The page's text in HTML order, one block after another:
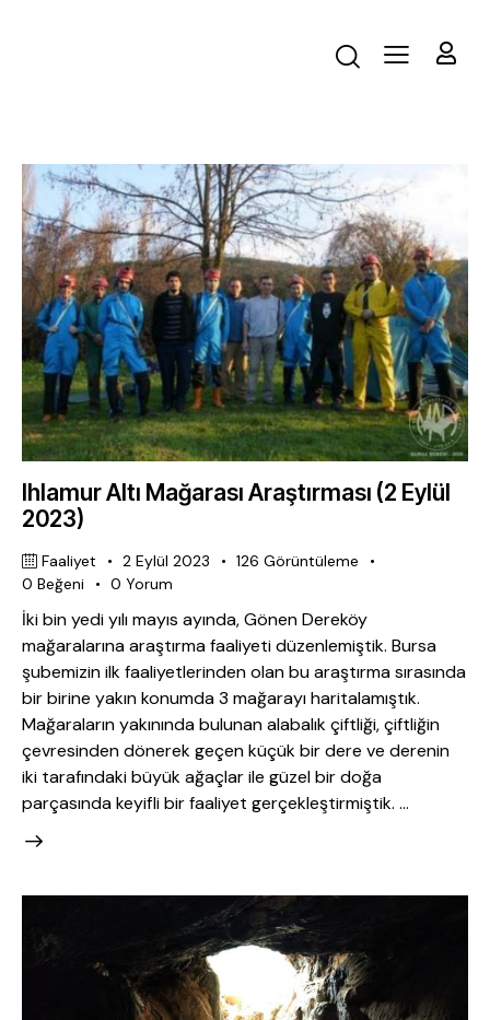
Ihlamur Altı Mağarası Araştırması (2 Eylül
2023)
Faaliyet 2 Eylül 2023 126 Görüntüleme
0 Beğeni 0 Yorum
İki bin yedi yılı mayıs ayında, Gönen Dereköy
mağaralarına araştırma faaliyeti düzenlemiştik. Bursa
şubemizin ilk faaliyetlerinden olan bu araştırma sırasında
bir birine yakın konumda 3 mağarayı haritalamıştık.
Mağaraların yakınında bulunan alabalık çiftliği, çiftliğin
çevresinden dönerek geçen küçük bir dere ve derenin
iki tarafındaki büyük ağaçlar ile güzel bir doğa
parçasında keyifli bir faaliyet gerçekleştirmiştik. …